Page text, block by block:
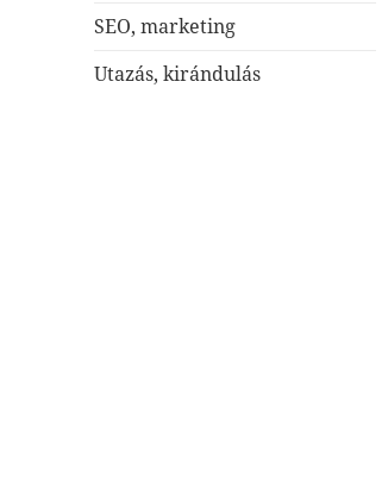
SEO, marketing
Utazás, kirándulás